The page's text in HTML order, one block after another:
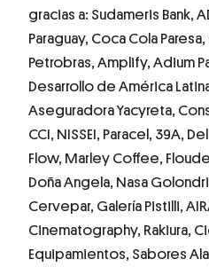
gracias a: Sudameris Bank,
Paraguay, Coca Cola
Petrobras, Amplify, Adium
Desarrollo de América
Aseguradora Yacyreta,
CCI, NISSEI, Paracel, 39A,
Flow, Marley Coffee,
Doña Angela, Nasa
Cervepar, Galería Pistilli,
Cinematography, Rakiura,
Equipamientos, Sabores